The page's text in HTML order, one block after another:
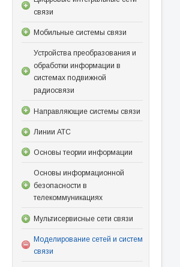
связи
Мобильные системы связи
Устройства преобразования и
обработки информации в
системах подвижной
радиосвязи
Направляющие системы связи
Линии АТС
Основы теории информации
Основы информационной
безопасности в
телекоммуникациях
Мультисервисные сети связи
Моделирование сетей и систем
связи